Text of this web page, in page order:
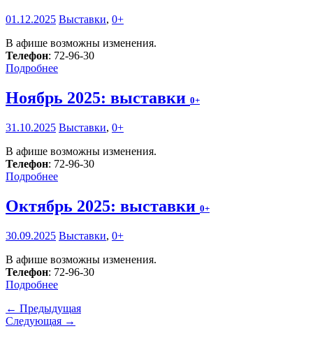
01.12.2025 Выставки, 0+
В афише возможны изменения.
Телефон: 72-96-30
Подробнее
Ноябрь 2025: выставки 0+
31.10.2025 Выставки, 0+
В афише возможны изменения.
Телефон: 72-96-30
Подробнее
Октябрь 2025: выставки 0+
30.09.2025 Выставки, 0+
В афише возможны изменения.
Телефон: 72-96-30
Подробнее
← Предыдущая
Следующая →